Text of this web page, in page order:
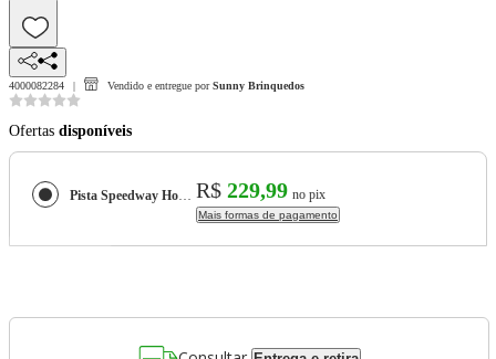
4000082284 Vendido e entregue por Sunny Brinquedos
Ofertas disponíveis
Pista Speedway Hop + Skate De Dedo Real - Tech Deck R$ 229,99 no pix
Mais formas de pagamento